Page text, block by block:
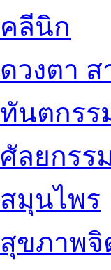
คลีนิก
ดวงตา ส
ทันตกรร
ศัลยกรรม
สมุนไพร
สุขภาพจิ